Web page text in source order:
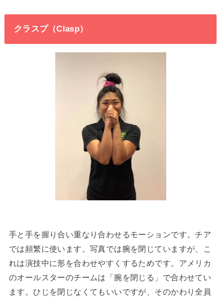
クラスプ（Clasp）
手と手を握り合い重なり合わせるモーションです。チア
では頻繁に使います。写真では腕を閉じていますが、こ
れは演技中に形を合わせやすくするためです。アメリカ
のオールスターのチームは「腕を閉じる」で合わせてい
ます。ひじを閉じなくてもいいですが、そのかわり全員